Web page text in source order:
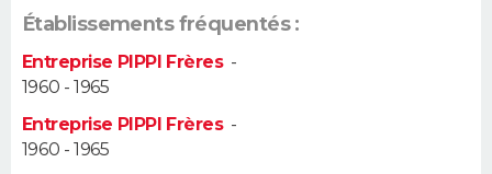
VOYAGE
Destinations
City break
Voyage nature
Voyage de noces
Forum
Climat
+
GUIDES D'ACHAT
Établissements fréquentés :
Entreprise PIPPI Frères-
1960 - 1965
Entreprise PIPPI Frères-
1960 - 1965